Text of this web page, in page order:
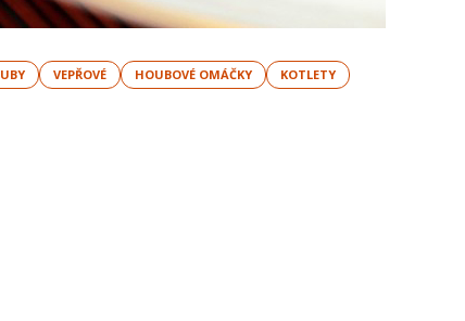
VEPŘOVÉ HOUBOVÉ OMÁČKY KOTLETY